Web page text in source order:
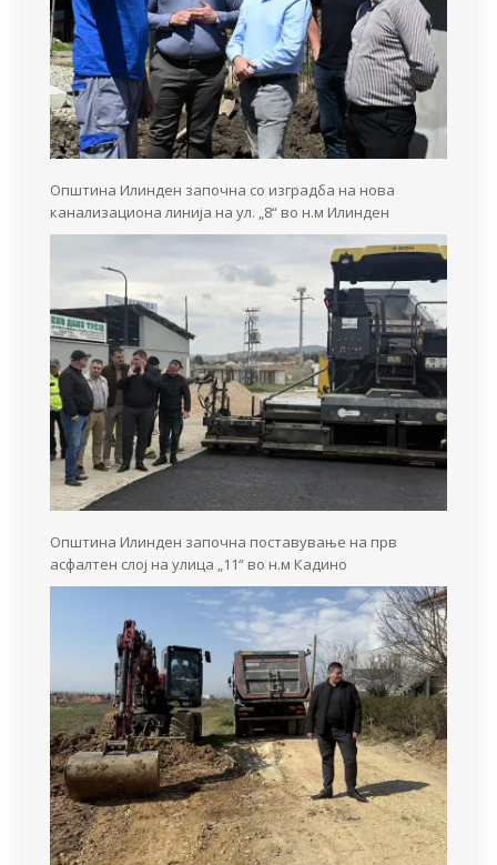
Општина Илинден започна со изградба на нова
канализациона линија на ул. „8“ во н.м Илинден
Општина Илинден започна поставување на прв
асфалтен слој на улица „11“ во н.м Кадино